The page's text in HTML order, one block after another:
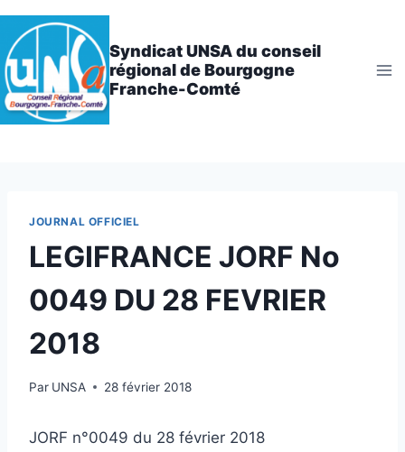
Aller
au
contenu
Syndicat UNSA du conseil
régional de Bourgogne
Franche-Comté
JOURNAL OFFICIEL
LEGIFRANCE JORF No
0049 DU 28 FEVRIER
2018
Par UNSA 28 février 2018
JORF n°0049 du 28 février 2018